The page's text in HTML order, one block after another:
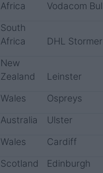
Africa
Vodacom
South
Africa
DHL
New
Zealand
Leinster
Wales
Ospreys
Australia
Ulster
Wales
Cardiff
Scotland Edinburgh